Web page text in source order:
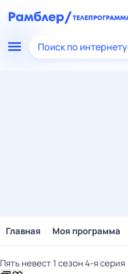
Поиск по интернету
Главная Моя программа
Пять невест 1 сезон 4-я серия